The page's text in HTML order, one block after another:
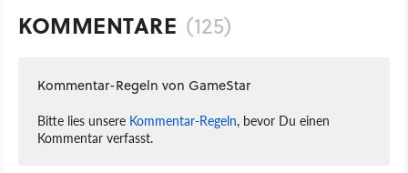
KOMMENTARE (125)
Kommentar-Regeln von GameStar
Bitte lies unsere Kommentar-Regeln, bevor Du einen
Kommentar verfasst.